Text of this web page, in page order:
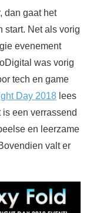
dan gaat het
start. Net als vorig
evenement
was vorig
tech en game
Day 2018 lees
een verrassend
en leerzame
valt er